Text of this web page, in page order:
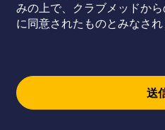
みの上で、クラブメッドか
に同意されたものとみなされ
送